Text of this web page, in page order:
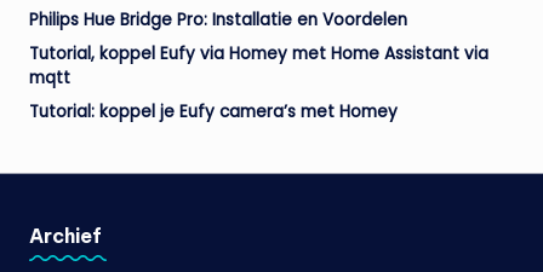
Philips Hue Bridge Pro: Installatie en Voordelen
Tutorial, koppel Eufy via Homey met Home Assistant via
mqtt
Tutorial: koppel je Eufy camera’s met Homey
Archief